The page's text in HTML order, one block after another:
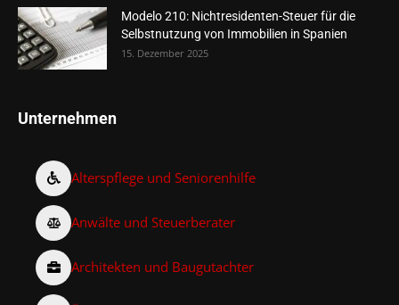
Modelo 210: Nichtresidenten-Steuer für die
Selbstnutzung von Immobilien in Spanien
15. Dezember 2025
Unternehmen
Alterspflege und Seniorenhilfe
Anwälte und Steuerberater
Architekten und Baugutachter